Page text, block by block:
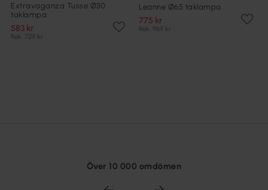
Extravaganza Tusse Ø30
taklampa
583 kr
Rek. 729 kr
Leanne Ø65 taklampa
775 kr
Rek. 969 kr
Över 10 000 omdömen